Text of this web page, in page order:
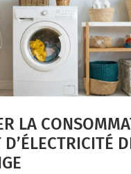
LA
D’ÉLECTRICITÉ